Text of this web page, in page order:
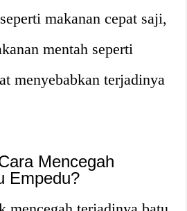
makanan cepat saji,
mentah seperti
menyebabkan terjadinya
Mencegah
Empedu?